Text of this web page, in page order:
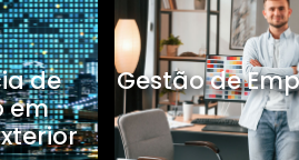
e
Agente de